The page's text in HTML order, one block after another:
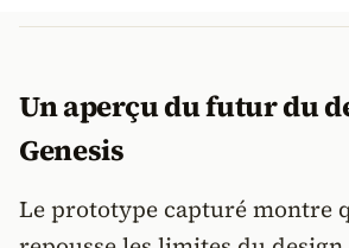
Un aperçu du futur du
Genesis
Le prototype capturé montre